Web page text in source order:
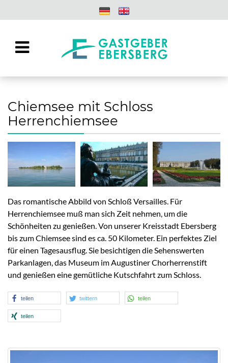
Chiemsee mit Schloss
Herrenchiemsee
Das romantische Abbild von Schloß Versailles. Für
Herrenchiemsee muß man sich Zeit nehmen, um die
Schönheiten zu genießen. Von unserer Kreisstadt Ebersberg
bis zum Chiemsee sind es ca. 50 Kilometer. Ein perfektes Ziel
für einen Tagesausflug. Sie besichtigen die Sehenswerten
Parkanlagen, das Museum im Augustiner Chorherrenstift
und genießen eine gemütliche Kutschfahrt zum Schloss.
teilen twittern teilen
teilen